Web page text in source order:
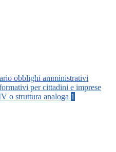
obblighi amministrativi
per cittadini e imprese
o struttura analoga 1